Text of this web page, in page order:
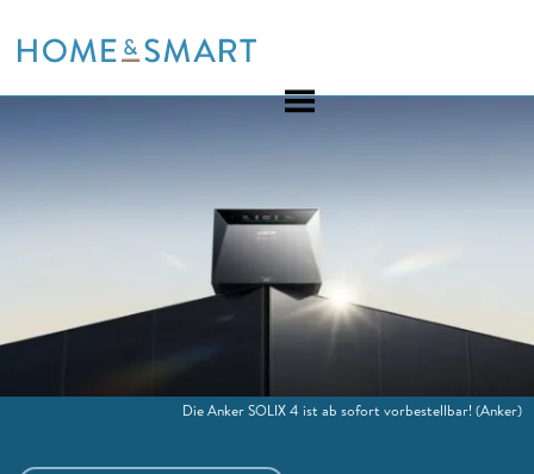
to
Die Anker SOLIX 4 ist ab sofort vorbestellbar!(Anker)